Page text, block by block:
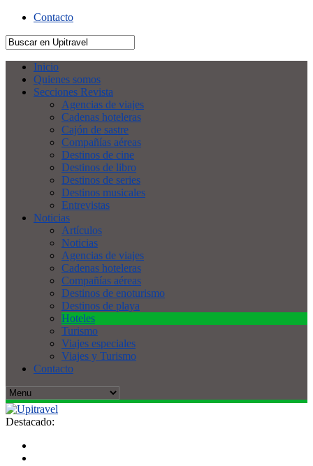
Contacto
Inicio
Quienes somos
Secciones Revista
Agencias de viajes
Cadenas hoteleras
Cajón de sastre
Compañías aéreas
Destinos de cine
Destinos de libro
Destinos de series
Destinos musicales
Entrevistas
Noticias
Artículos
Noticias
Agencias de viajes
Cadenas hoteleras
Compañías aéreas
Destinos de enoturismo
Destinos de playa
Hoteles
Turismo
Viajes especiales
Viajes y Turismo
Contacto
Destacado: